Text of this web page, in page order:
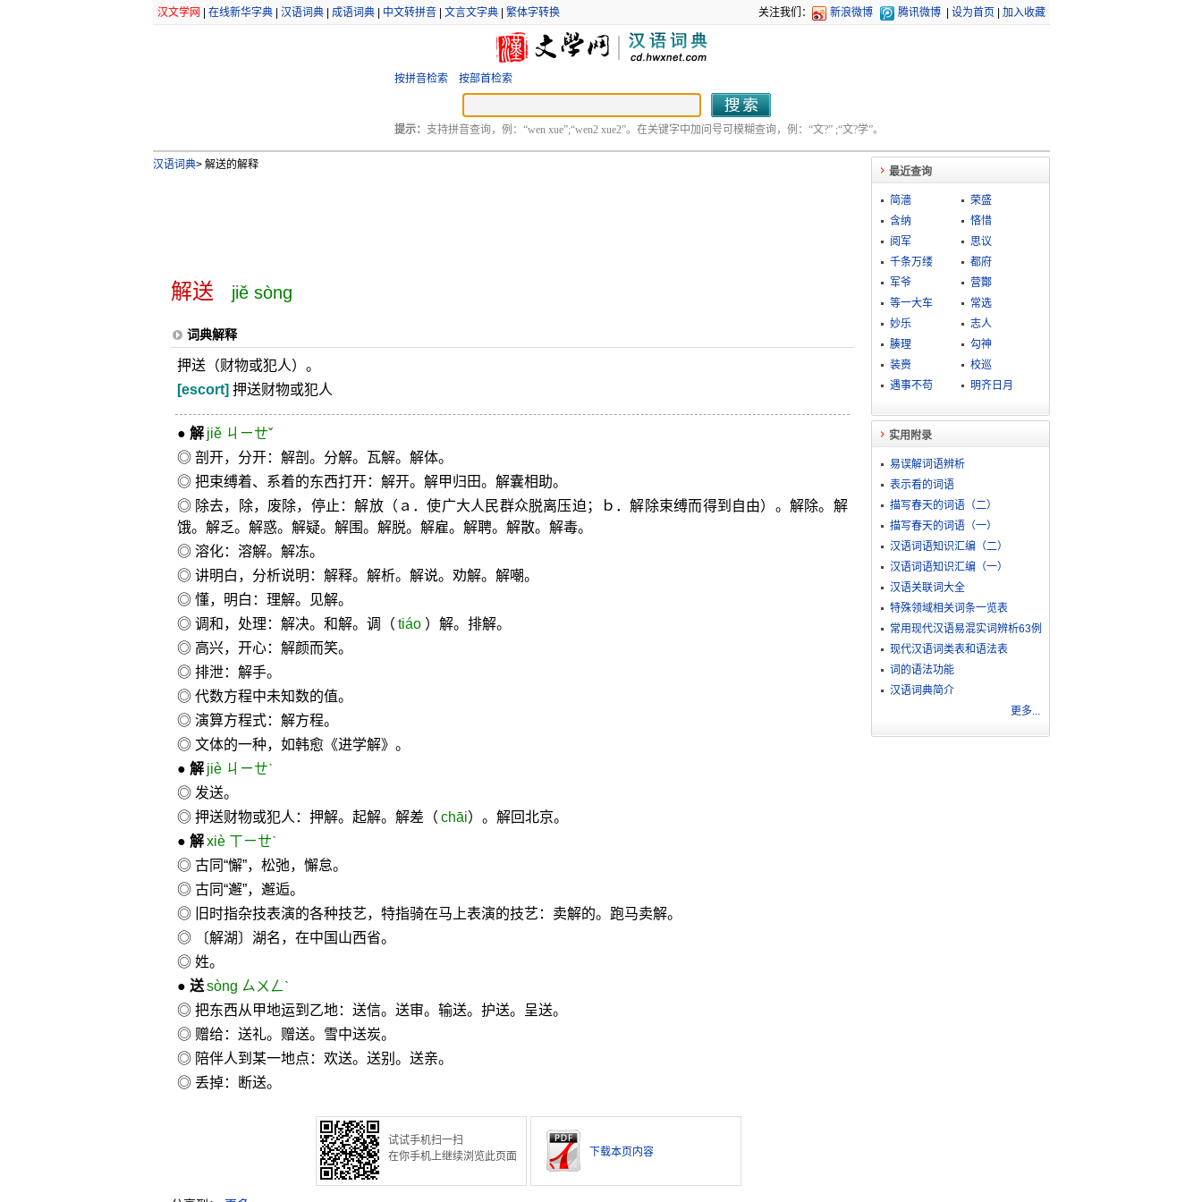
汉文学网 在线新华字典| 汉语词典| 成语词典| 中文转拼音| 文言文字典| 繁体字转换 关注我们： 新浪微博 腾讯微博 设为首页 加入收藏
按拼音检索 按部首检索
提示： 支持拼音查询，例：“wen xue”;“wen2 xue2”。在关键字中加问号可模糊查询，例：“文?” ;“文?学”。
汉语词典>解送的解释
解送 jiě sòng
词典解释
押送（财物或犯人）。
[escort] 押送财物或犯人
● 解 jiě ㄐㄧㄝˇ
◎ 剖开，分开：解剖。分解。瓦解。解体。
◎ 把束缚着、系着的东西打开：解开。解甲归田。解囊相助。
◎ 除去，除，废除，停止：解放（ａ．使广大人民群众脱离压迫；ｂ．解除束缚而得到自由）。解除。解
饿。解乏。解惑。解疑。解围。解脱。解雇。解聘。解散。解毒。
◎ 溶化：溶解。解冻。
◎ 讲明白，分析说明：解释。解析。解说。劝解。解嘲。
◎ 懂，明白：理解。见解。
◎ 调和，处理：解决。和解。调（ tiáo ）解。排解。
◎ 高兴，开心：解颜而笑。
◎ 排泄：解手。
◎ 代数方程中未知数的值。
◎ 演算方程式：解方程。
◎ 文体的一种，如韩愈《进学解》。
● 解 jiè ㄐㄧㄝˋ
◎ 发送。
◎ 押送财物或犯人：押解。起解。解差（ chāi）。解回北京。
● 解 xiè ㄒㄧㄝˋ
◎ 古同“懈”，松弛，懈怠。
◎ 古同“邂”，邂逅。
◎ 旧时指杂技表演的各种技艺，特指骑在马上表演的技艺：卖解的。跑马卖解。
◎ 〔解湖〕湖名，在中国山西省。
◎ 姓。
● 送 sòng ㄙㄨㄥˋ
◎ 把东西从甲地运到乙地：送信。送审。输送。护送。呈送。
◎ 赠给：送礼。赠送。雪中送炭。
◎ 陪伴人到某一地点：欢送。送别。送亲。
◎ 丢掉：断送。
试试手机扫一扫
在你手机上继续浏览此页面
下载本页内容
最近查询
简濇
荣盛
含纳
悋惜
阅军
思议
千条万缕
都府
军爷
营酇
等一大车
常选
妙乐
志人
腠理
勾神
装赍
校巡
遇事不苟
明齐日月
实用附录
易误解词语辨析
表示看的词语
描写春天的词语（二）
描写春天的词语（一）
汉语词语知识汇编（二）
汉语词语知识汇编（一）
汉语关联词大全
特殊领域相关词条一览表
常用现代汉语易混实词辨析63例
现代汉语词类表和语法表
词的语法功能
汉语词典简介
更多...